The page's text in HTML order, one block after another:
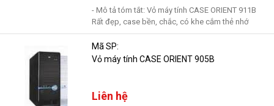
- Mô tả tóm tắt: Vỏ máy tính CASE ORIENT 911B
Rất đẹp, case bền, chắc, có khe cắm thẻ nhớ
Mã SP:
Vỏ máy tính CASE ORIENT 905B
Liên hệ